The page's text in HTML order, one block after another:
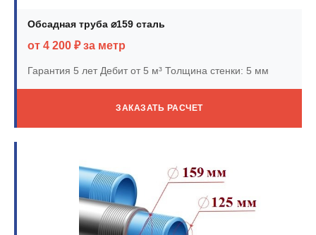
Обсадная труба ⌀159 сталь
от 4 200 ₽ за метр
Гарантия 5 летДебит от 5 м³ Толщина стенки: 5 мм
ЗАКАЗАТЬ РАСЧЕТ